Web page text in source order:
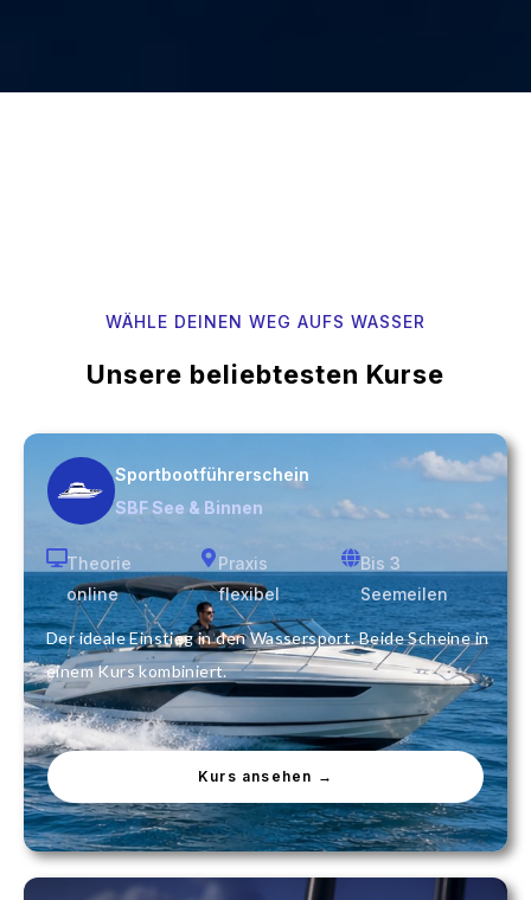
WÄHLE DEINEN WEG AUFS WASSER
Unsere beliebtesten Kurse
Sportbootführerschein
SBF See & Binnen
Theorie
online
Praxis
flexibel
Bis 3
Seemeilen
Der ideale Einstieg in den Wassersport. Beide Scheine in
einem Kurs kombiniert.
Kurs ansehen →